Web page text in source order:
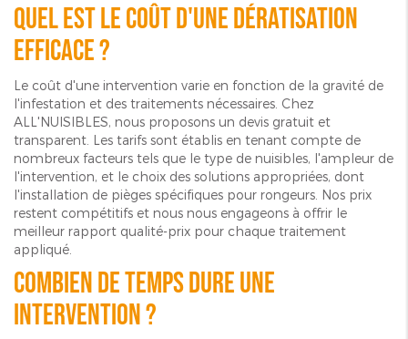
Quel est le coût d'une dératisation
efficace ?
Le coût d'une intervention varie en fonction de la gravité de
l'infestation et des traitements nécessaires. Chez
ALL'NUISIBLES, nous proposons un devis gratuit et
transparent. Les tarifs sont établis en tenant compte de
nombreux facteurs tels que le type de nuisibles, l'ampleur de
l'intervention, et le choix des solutions appropriées, dont
l'installation de pièges spécifiques pour rongeurs. Nos prix
restent compétitifs et nous nous engageons à offrir le
meilleur rapport qualité-prix pour chaque traitement
appliqué.
Combien de temps dure une
intervention ?